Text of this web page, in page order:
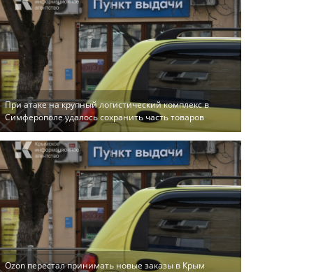
При атаке на крупный логистический комплекс в
Симферополе удалось сохранить часть товаров
Ozon перестал принимать новые заказы в Крым